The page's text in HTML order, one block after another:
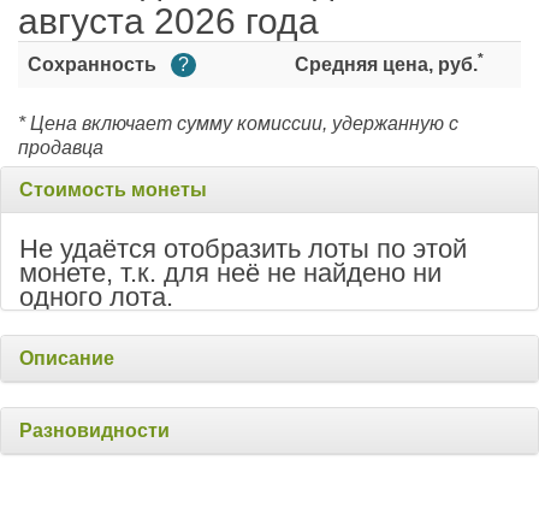
августа 2026 года
Сохранность ? Средняя цена, руб.*
* Цена включает сумму комиссии, удержанную с
продавца
Стоимость монеты
Не удаётся отобразить лоты по этой
монете, т.к. для неё не найдено ни
одного лота.
Описание
Разновидности